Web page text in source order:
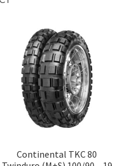
Continental TKC 80